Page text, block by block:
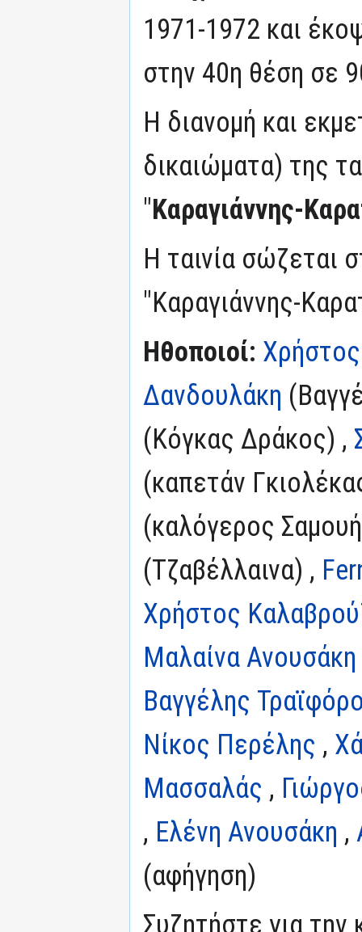
1971-1972 και
στην 40η θέση σε
Η διανομή και
δικαιώματα) της
"Καραγιάννης-
Η ταινία σώζεται
"Καραγιάννης-
Ηθοποιοί:
Δανδουλάκη
(Κόγκας Δράκος) ,
(καπετάν
(καλόγερος
(Τζαβέλλαινα) ,
Χρήστος
Μαλαίνα Ανουσάκη
Βαγγέλης
Νίκος Περέλης ,
Μασσαλάς ,
, Ελένη Ανουσάκη ,
(αφήγηση)
Συζητήστε για την